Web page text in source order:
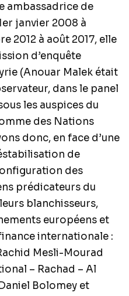
ambassadrice de
janvier 2008 à
2012 à août 2017, elle
d’enquête
(Anouar Malek était
dans le panel
les auspices du
des Nations
donc, en face d’une
de
des
prédicateurs du
blanchisseurs,
européens et
internationale :
Mesli-Mourad
– Rachad – Al
Bolomey et